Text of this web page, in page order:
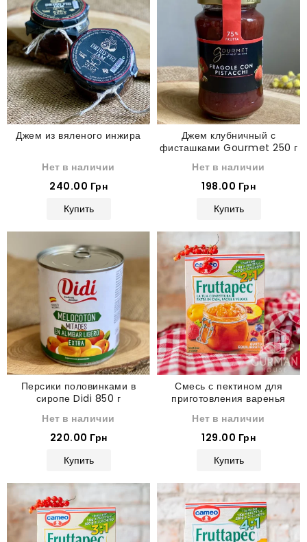
Джем из вяленого инжира
Нет в наличии
240.00 Грн
Купить
Джем клубничный с
фисташками Gourmet 250 г
Нет в наличии
198.00 Грн
Купить
Персики половинками в
сиропе Didi 850 г
Нет в наличии
220.00 Грн
Купить
Смесь с пектином для
приготовления варенья
Нет в наличии
129.00 Грн
Купить